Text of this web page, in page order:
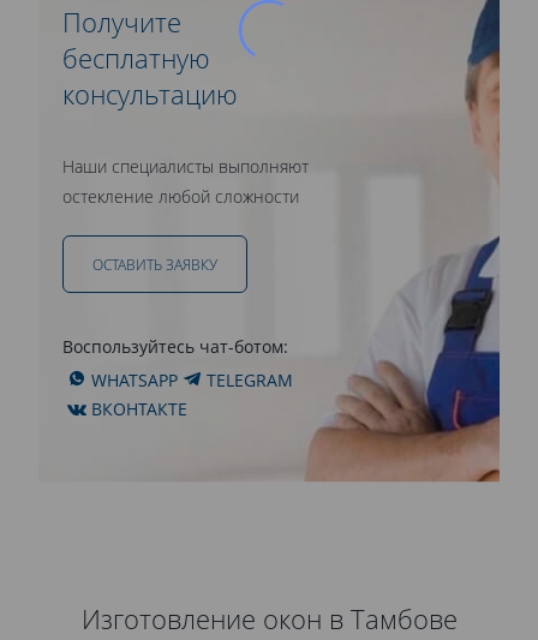
Получите
бесплатную
консультацию
Наши специалисты выполняют
остекление любой сложности
ОСТАВИТЬ ЗАЯВКУ
Воспользуйтесь чат-ботом:
WHATSAPP
TELEGRAM
ВКОНТАКТЕ
Изготовление окон в Тамбове